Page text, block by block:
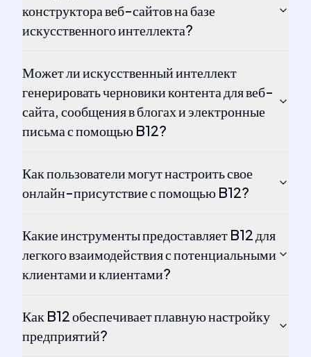
конструктора веб-сайтов на базе
искусственного интеллекта?
Может ли искусственный интеллект
генерировать черновики контента для веб-
сайта, сообщения в блогах и электронные
письма с помощью B12?
Как пользователи могут настроить свое
онлайн-присутствие с помощью B12?
Какие инструменты предоставляет B12 для
легкого взаимодействия с потенциальными
клиентами и клиентами?
Как B12 обеспечивает плавную настройку
предприятий?